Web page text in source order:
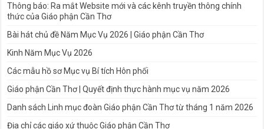
Thông báo: Ra mắt Website mới và các kênh truyền thông chính
thức của Giáo phận Cần Thơ
Bài hát chủ đề Năm Mục Vụ 2026 | Giáo phận Cần Thơ
Kinh Năm Mục Vụ 2026
Các mẫu hồ sơ Mục vụ Bí tích Hôn phối
Giáo phận Cần Thơ | Quyết định thực hành mục vụ năm 2026
Danh sách Linh mục đoàn Giáo phận Cần Thơ từ tháng 1 năm 2026
Địa chỉ các giáo xứ thuộc Giáo phận Cần Thơ